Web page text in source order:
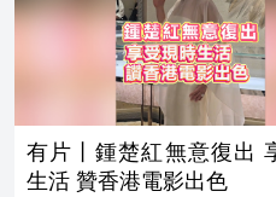
有片丨鍾楚紅無意復出
生活 贊香港電影出色